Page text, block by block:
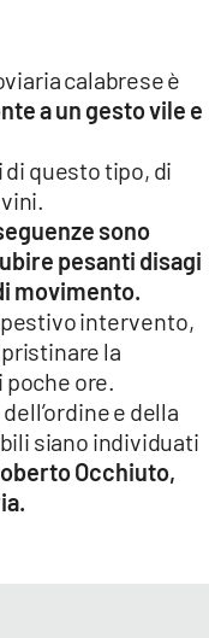
calabrese è
a un gesto vile e
di questo tipo, di
sono
pesanti disagi
movimento.
intervento,
la
ore.
e della
siano individuati
Occhiuto,